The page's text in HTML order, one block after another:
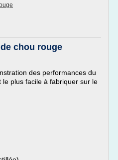
chou rouge
des performances du
plus facile à fabriquer sur le